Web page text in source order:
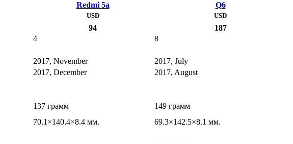
Redmi 5a
Q6
USD
94
USD
187
4
8
2017, November
2017, July
2017, December
2017, August
137 грамм
149 грамм
70.1×140.4×8.4 мм.
69.3×142.5×8.1 мм.